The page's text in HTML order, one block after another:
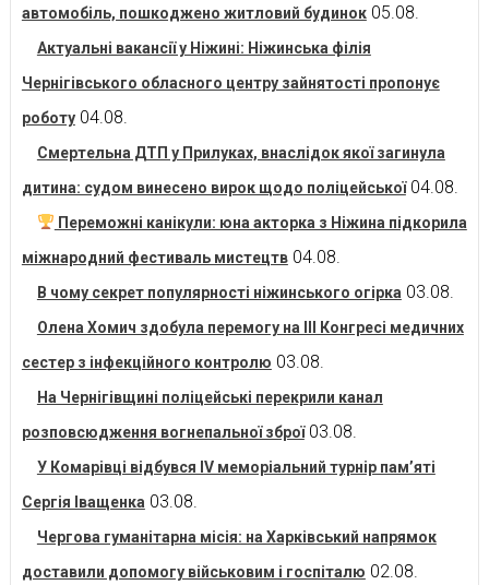
автомобіль, пошкоджено житловий будинок 05.08.
Актуальні вакансії у Ніжині: Ніжинська філія
Чернігівського обласного центру зайнятості пропонує
роботу 04.08.
Смертельна ДТП у Прилуках, внаслідок якої загинула
дитина: судом винесено вирок щодо поліцейської 04.08.
Переможні канікули: юна акторка з Ніжина підкорила
міжнародний фестиваль мистецтв 04.08.
В чому секрет популярності ніжинського огірка 03.08.
Олена Хомич здобула перемогу на ІІІ Конгресі медичних
сестер з інфекційного контролю 03.08.
На Чернігівщині поліцейські перекрили канал
розповсюдження вогнепальної зброї 03.08.
У Комарівці відбувся IV меморіальний турнір пам’яті
Сергія Іващенка 03.08.
Чергова гуманітарна місія: на Харківський напрямок
доставили допомогу військовим і госпіталю 02.08.